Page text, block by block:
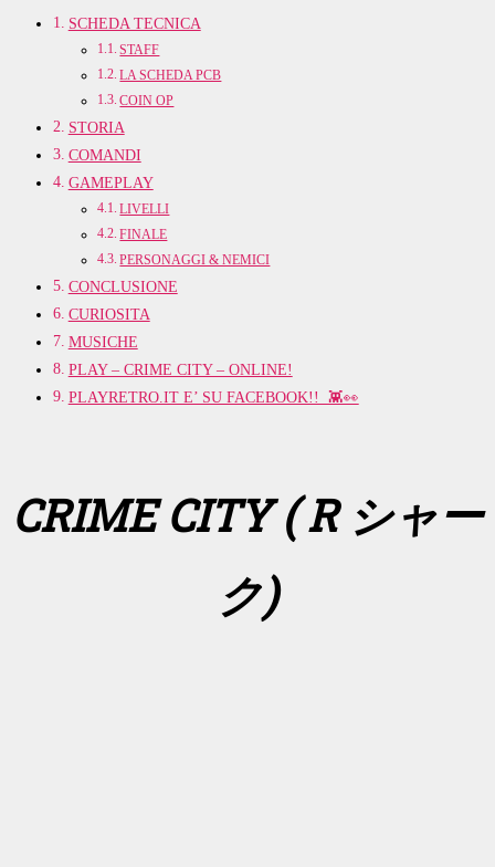
SCHEDA TECNICA
STAFF
LA SCHEDA PCB
COIN OP
STORIA
COMANDI
GAMEPLAY
LIVELLI
FINALE
PERSONAGGI & NEMICI
CONCLUSIONE
CURIOSITA
MUSICHE
PLAY – CRIME CITY – ONLINE!
PLAYRETRO.IT E’ SU FACEBOOK!! 👾👀
CRIME CITY (R シャー
ク)